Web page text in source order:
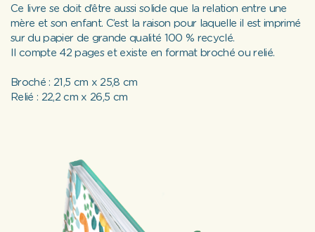
Ce livre se doit d’être aussi solide que la relation entre une
mère et son enfant. C’est la raison pour laquelle il est imprimé
sur du papier de grande qualité 100 % recyclé.
Il compte 42 pages et existe en format broché ou relié.
Broché : 21,5 cm x 25,8 cm
Relié : 22,2 cm x 26,5 cm